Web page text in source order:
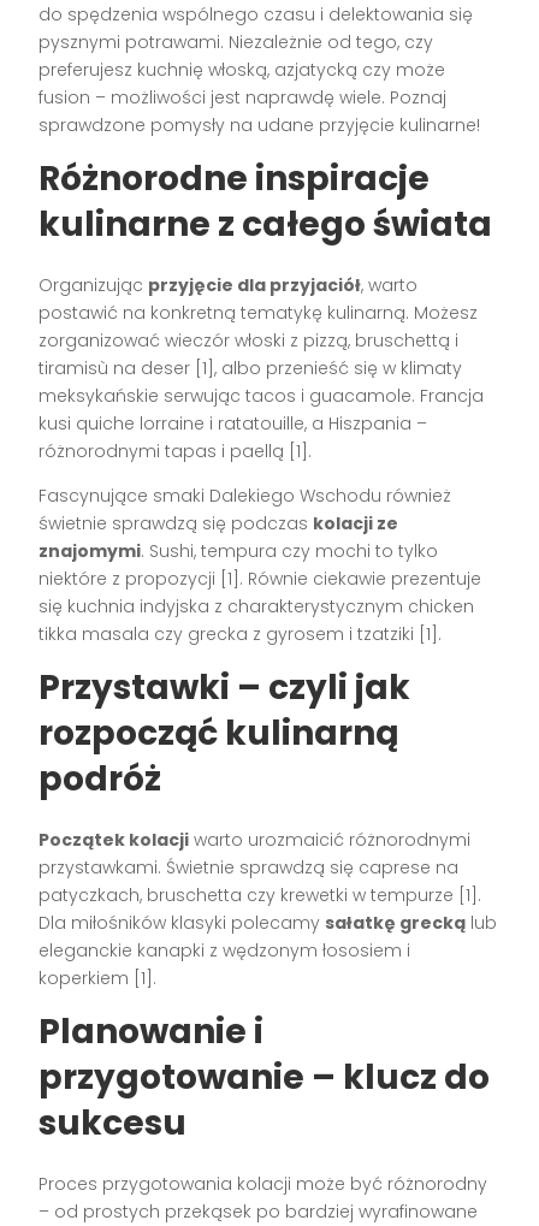
do spędzenia wspólnego czasu i delektowania się
pysznymi potrawami. Niezależnie od tego, czy
preferujesz kuchnię włoską, azjatycką czy może
fusion – możliwości jest naprawdę wiele. Poznaj
sprawdzone pomysły na udane przyjęcie kulinarne!
Różnorodne inspiracje
kulinarne z całego świata
Organizując przyjęcie dla przyjaciół, warto
postawić na konkretną tematykę kulinarną. Możesz
zorganizować wieczór włoski z pizzą, bruschettą i
tiramisù na deser [1], albo przenieść się w klimaty
meksykańskie serwując tacos i guacamole. Francja
kusi quiche lorraine i ratatouille, a Hiszpania –
różnorodnymi tapas i paellą [1].
Fascynujące smaki Dalekiego Wschodu również
świetnie sprawdzą się podczas kolacji ze
znajomymi. Sushi, tempura czy mochi to tylko
niektóre z propozycji [1]. Równie ciekawie prezentuje
się kuchnia indyjska z charakterystycznym chicken
tikka masala czy grecka z gyrosem i tzatziki [1].
Przystawki – czyli jak
rozpocząć kulinarną
podróż
Początek kolacji warto urozmaicić różnorodnymi
przystawkami. Świetnie sprawdzą się caprese na
patyczkach, bruschetta czy krewetki w tempurze [1].
Dla miłośników klasyki polecamy sałatkę grecką lub
eleganckie kanapki z wędzonym łososiem i
koperkiem [1].
Planowanie i
przygotowanie – klucz do
sukcesu
Proces przygotowania kolacji może być różnorodny
– od prostych przekąsek po bardziej wyrafinowane